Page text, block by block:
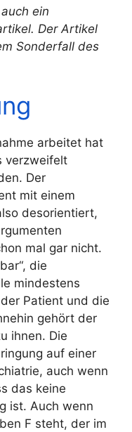
ein
Der Artikel
Sonderfall des
arbeitet hat
verzweifelt
Der
mit einem
desorientiert,
mal gar nicht.
die
mindestens
Patient und die
gehört der
ihnen. Die
auf einer
auch wenn
das keine
ist. Auch wenn
F steht, der im